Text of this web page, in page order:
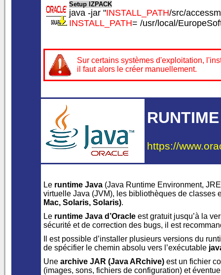
Setup IZPACK
java -jar "INSTALL_PATH/src/
INSTALL_PATH= /usr/local/
Sur certains systèmes d'exploitation,
il faut alors le créer manuellement.
https://
Le runtime Java (Java Runtime Environment,
virtuelle Java (JVM), les bibliothèques de
Mac, Solaris, Solaris).
Le runtime Java d’Oracle est gratuit jusqu’à la
sécurité et de correction des bugs, il est
Il est possible d’installer plusieurs versions du
de spécifier le chemin absolu vers l’exécutable
Une archive JAR (Java ARchive) est un fichier
(images, sons, fichiers de configuration) et